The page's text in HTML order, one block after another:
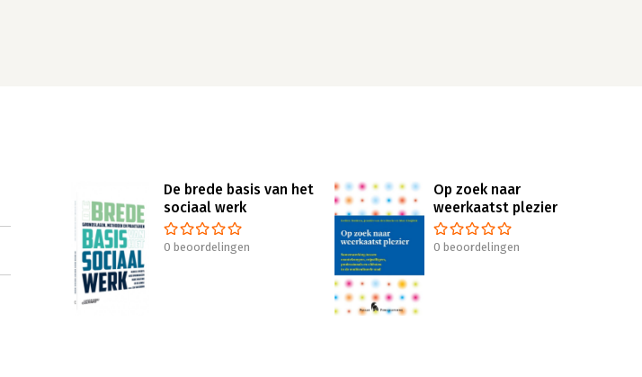
De brede basis van het
sociaal werk
0 beoordelingen
Op zoek naar
weerkaatst plezier
0 beoordelingen